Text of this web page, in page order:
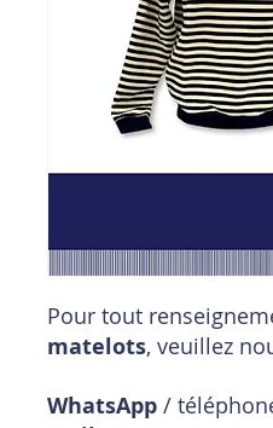
Pour tout
matelots, veuillez
WhatsApp /